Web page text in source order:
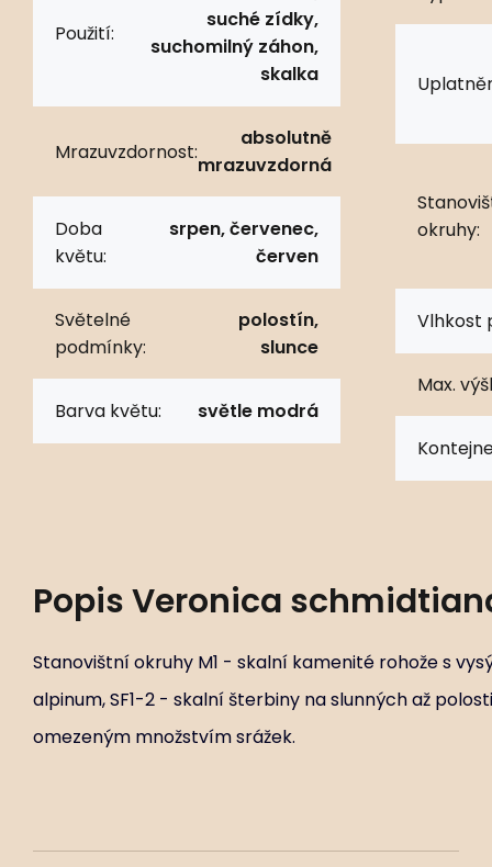
Použití:
suché zídky,
suchomilný záhon,
skalka
Mrazuvzdornost:
absolutně
mrazuvzdorná
Doba
květu:
srpen, červenec,
červen
Světelné
podmínky:
polostín,
slunce
Barva květu: světle modrá
okruhy:
Vlhkost
Max.
PopisVeronica
Stanovištní okruhy M1 - skalní kamenité rohože s
alpinum, SF1-2 - skalní šterbiny na slunných až
omezeným množstvím srážek.